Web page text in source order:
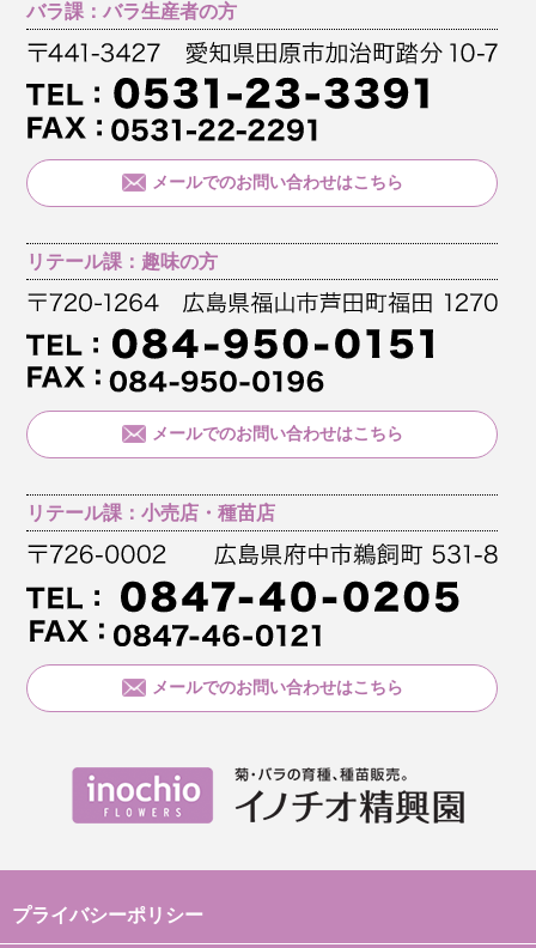
バラ課：バラ生産者の方
メールでのお問い合わせはこちら
リテール課：趣味の方
メールでのお問い合わせはこちら
リテール課：小売店・種苗店
メールでのお問い合わせはこちら
プライバシーポリシー